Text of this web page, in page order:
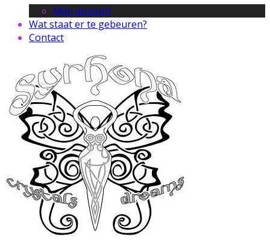
Mijn account
Wat staat er te gebeuren?
Contact